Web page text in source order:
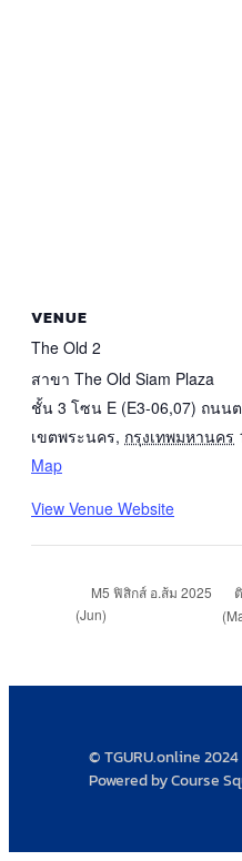
VENUE
The Old 2
สาขา The Old Siam Plaza
ชั้น 3 โซน E (E3-06,07) ถนน
เขตพระนคร, กรุงเทพมหานคร
Map
View Venue Website
M5 ฟิสิกส์ อ.ส้ม 2025
(Jun)
© TGURU.online
Powered by Course